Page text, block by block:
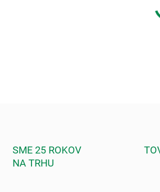
SME 25 ROKOV
NA TRHU